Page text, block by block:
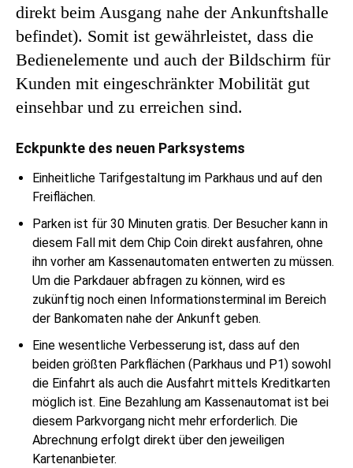
direkt beim Ausgang nahe der Ankunftshalle
befindet). Somit ist gewährleistet, dass die
Bedienelemente und auch der Bildschirm für
Kunden mit eingeschränkter Mobilität gut
einsehbar und zu erreichen sind.
Eckpunkte des neuen Parksystems
Einheitliche Tarifgestaltung im Parkhaus und auf den
Freiflächen.
Parken ist für 30 Minuten gratis. Der Besucher kann in
diesem Fall mit dem Chip Coin direkt ausfahren, ohne
ihn vorher am Kassenautomaten entwerten zu müssen.
Um die Parkdauer abfragen zu können, wird es
zukünftig noch einen Informationsterminal im Bereich
der Bankomaten nahe der Ankunft geben.
Eine wesentliche Verbesserung ist, dass auf den
beiden größten Parkflächen (Parkhaus und P1) sowohl
die Einfahrt als auch die Ausfahrt mittels Kreditkarten
möglich ist. Eine Bezahlung am Kassenautomat ist bei
diesem Parkvorgang nicht mehr erforderlich. Die
Abrechnung erfolgt direkt über den jeweiligen
Kartenanbieter.